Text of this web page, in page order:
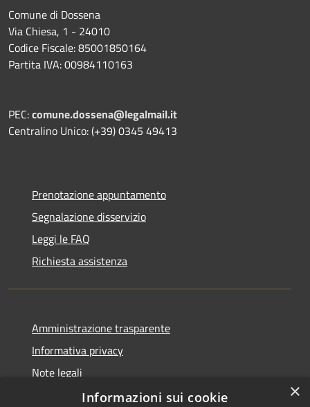
Comune di Dossena
Via Chiesa, 1 - 24010
Codice Fiscale: 85001850164
Partita IVA: 00984110163
PEC:comune.dossena@legalmail.it
Centralino Unico: (+39) 0345 49413
Prenotazione appuntamento
Segnalazione disservizio
Leggi le FAQ
Richiesta assistenza
Amministrazione trasparente
Informativa privacy
Note legali
Dichiarazione di accessibilità
×
Informazioni sui cookie